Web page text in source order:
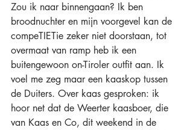
Zou ik naar binnengaan? Ik ben
broodnuchter en mijn voorgevel kan de
compeTIETie zeker niet doorstaan, tot
overmaat van ramp heb ik een
buitengewoon on-Tiroler outfit aan. Ik
voel me zeg maar een kaaskop tussen
de Duiters. Over kaas gesproken: ik
hoor net dat de Weerter kaasboer, die
van Kaas en Co, dit weekend in de